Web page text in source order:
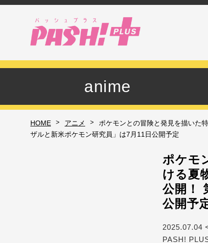
anime
HOME > アニメ >
ポケモンとの冒険と発見を描いた
ザルと新米ポケモン研究員」は7月11日公開予定
ポケモ
ける夏
公開！
公開予
2025.07.04
PASH!